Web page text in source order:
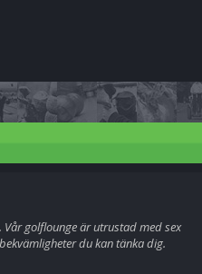
golflounge är utrustad med sex
du kan tänka dig.